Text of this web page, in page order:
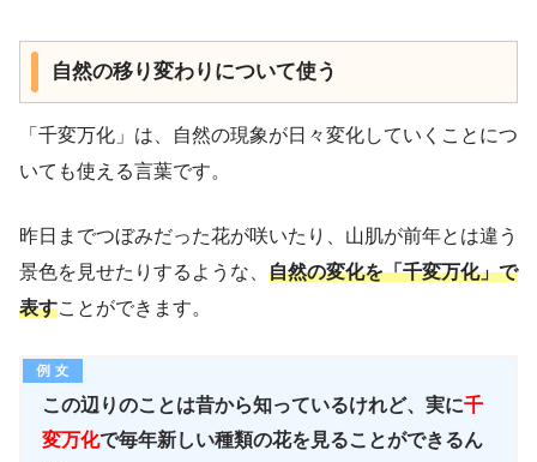
自然の移り変わりについて使う
「千変万化」は、自然の現象が日々変化していくことにつ
いても使える言葉です。
昨日までつぼみだった花が咲いたり、山肌が前年とは違う
景色を見せたりするような、 自然の変化を「千変万化」で
表すことができます。
この辺りのことは昔から知っているけれど、実に千
変万化で毎年新しい種類の花を見ることができるん